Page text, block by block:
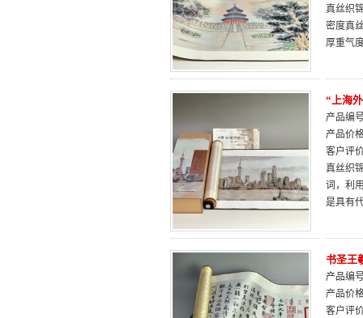
真丝织
密度真
厚重气
“上海
产品编
产品价
客户评
真丝织
词，利
是具有
书圣王
产品编
产品价
客户评